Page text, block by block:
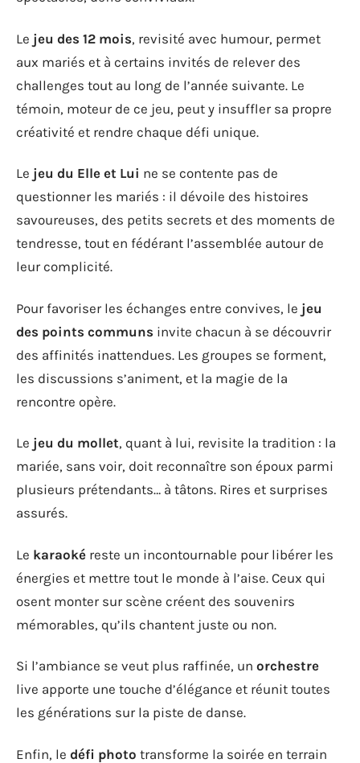
Le jeu des 12 mois, revisité avec humour, permet
aux mariés et à certains invités de relever des
challenges tout au long de l’année suivante. Le
témoin, moteur de ce jeu, peut y insuffler sa propre
créativité et rendre chaque défi unique.
Le jeu du Elle et Lui ne se contente pas de
questionner les mariés : il dévoile des histoires
savoureuses, des petits secrets et des moments de
tendresse, tout en fédérant l’assemblée autour de
leur complicité.
Pour favoriser les échanges entre convives, le jeu
des points communs invite chacun à se découvrir
des affinités inattendues. Les groupes se forment,
les discussions s’animent, et la magie de la
rencontre opère.
Le jeu du mollet, quant à lui, revisite la tradition : la
mariée, sans voir, doit reconnaître son époux parmi
plusieurs prétendants… à tâtons. Rires et surprises
assurés.
Le karaoké reste un incontournable pour libérer les
énergies et mettre tout le monde à l’aise. Ceux qui
osent monter sur scène créent des souvenirs
mémorables, qu’ils chantent juste ou non.
Si l’ambiance se veut plus raffinée, un orchestre
live apporte une touche d’élégance et réunit toutes
les générations sur la piste de danse.
Enfin, le défi photo transforme la soirée en terrain